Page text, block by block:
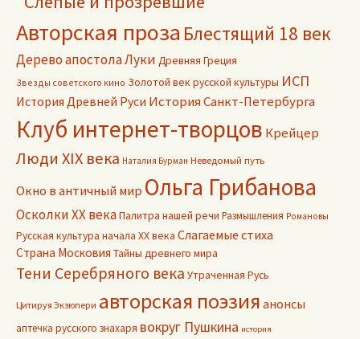
Авторская проза Блестящий 18 век
Дерево апостола Луки Древняя Греция
Звезды советского кино Золотой век русской культуры ИСП
История Древней Руси История Санкт-Петербурга
Клуб интернет-творцов Крейцер
Люди XIX века Наталия Бурман Неведомый путь
Окно в античный мир Ольга Грибанова
Осколки ХХ векаПалитра нашей речи Размышления Романовы
Русская культура начала ХХ века Слагаемые стиха
Страна Московия Тайны древнего мира
Тени Серебряного века Утраченная Русь
Цитируя Экзюпери авторская поэзия анонсы
аптечка русского знахаря вокруг Пушкина история